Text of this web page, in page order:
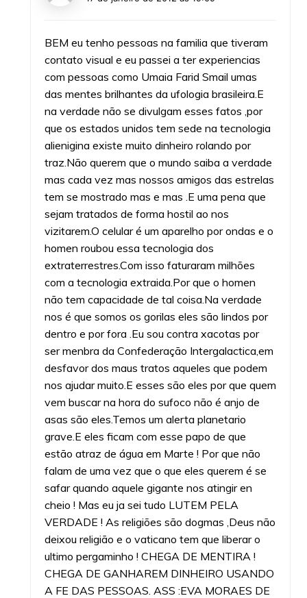
BEM eu tenho pessoas na familia que tiveram
contato visual e eu passei a ter experiencias
com pessoas como Umaia Farid Smail umas
das mentes brilhantes da ufologia brasileira.E
na verdade não se divulgam esses fatos ,por
que os estados unidos tem sede na tecnologia
alienigina existe muito dinheiro rolando por
traz.Não querem que o mundo saiba a verdade
mas cada vez mas nossos amigos das estrelas
tem se mostrado mas e mas .E uma pena que
sejam tratados de forma hostil ao nos
vizitarem.O celular é um aparelho por ondas e o
homen roubou essa tecnologia dos
extraterrestres.Com isso faturaram milhões
com a tecnologia extraida.Por que o homen
não tem capacidade de tal coisa.Na verdade
nos é que somos os gorilas eles são lindos por
dentro e por fora .Eu sou contra xacotas por
ser menbra da Confederação Intergalactica,em
desfavor dos maus tratos aqueles que podem
nos ajudar muito.E esses são eles por que quem
vem buscar na hora do sufoco não é anjo de
asas são eles.Temos um alerta planetario
grave.E eles ficam com esse papo de que
estão atraz de água em Marte ! Por que não
falam de uma vez que o que eles querem é se
safar quando aquele gigante nos atingir en
cheio ! Mas eu ja sei tudo LUTEM PELA
VERDADE ! As religiões são dogmas ,Deus não
deixou religião e o vaticano tem que liberar o
ultimo pergaminho ! CHEGA DE MENTIRA !
CHEGA DE GANHAREM DINHEIRO USANDO
A FE DAS PESSOAS. ASS :EVA MORAES DE